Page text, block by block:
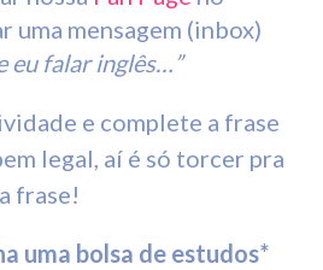
uma mensagem (inbox)
eu falar inglês…”
e complete a frase
legal, aí é só torcer pra
frase!
uma bolsa de estudos*